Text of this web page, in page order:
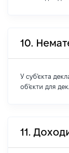
10.
У суб'єкта
об'єкти для
11.